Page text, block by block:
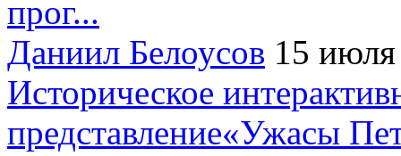
прог...
Даниил Белоусов 15
Историческое
представление«Ужасы